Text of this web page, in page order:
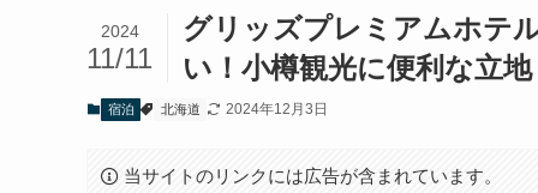
グリッズプレミアムホテ
い！小樽観光に便利な立地
2024
11/11
宿泊 北海道 2024年12月3日
当サイトのリンクには広告が含まれています。